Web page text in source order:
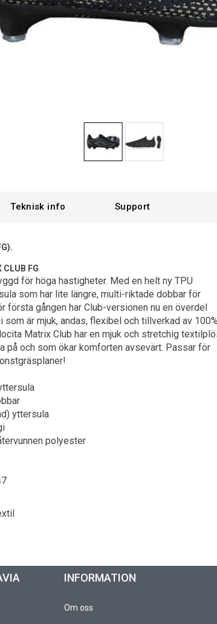
Support
CLUB FG
för höga hastigheter. Med en helt ny TPU
som har lite längre, multi-riktade dobbar för
första gången har Club-versionen nu en överdel
är mjuk, andas, flexibel och tillverkad av 100%
Matrix Club har en mjuk och stretchig
på och som ökar komforten avsevärt. Passar för
yttersula
polyester
INFORMATION
Om oss